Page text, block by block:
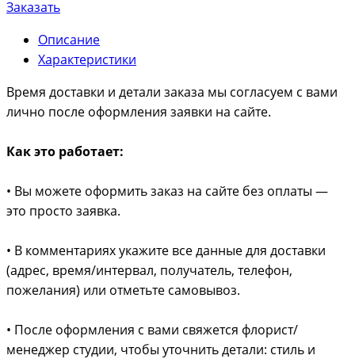
Заказать
Описание
Характеристики
Время доставки и детали заказа мы согласуем с вами
лично после оформления заявки на сайте.
Как это работает:
• Вы можете оформить заказ на сайте без оплаты —
это просто заявка.
• В комментариях укажите все данные для доставки
(адрес, время/интервал, получатель, телефон,
пожелания) или отметьте самовывоз.
• После оформления с вами свяжется флорист/
менеджер студии, чтобы уточнить детали: стиль и